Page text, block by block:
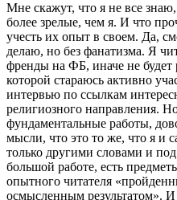
Мне скажут, что я не все
более зрелые, чем я. И что
учесть их опыт в своем. Да,
делаю, но без фанатизма. Я
френды на ФБ, иначе не будет
которой стараюсь активно
интервью по ссылкам
религиозного направления.
фундаментальные работы,
мысли, что это то же, что я и
только другими словами и
большой работе, есть
опытного читателя
осмысленным результатом». И